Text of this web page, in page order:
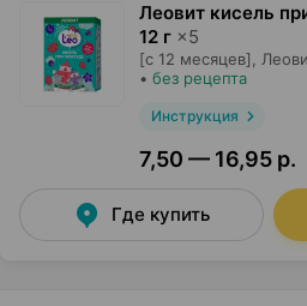
Леовит кисель
12 г ×5
[с 12 месяцев],
• без рецепта
Инструкция
7,50 — 16,95 р.
Где купить